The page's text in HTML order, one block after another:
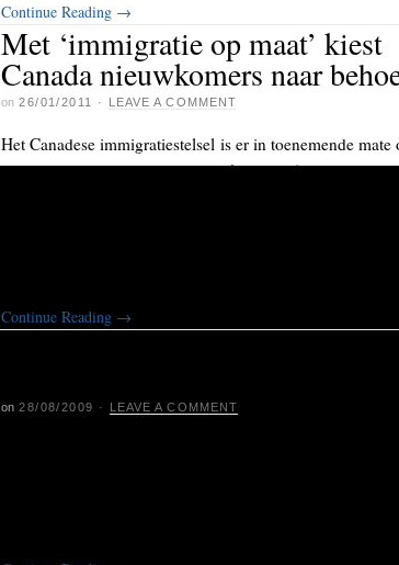
Continue Reading →
Met ‘immigratie op maat’ kiest
Canada nieuwkomers naar
on 26/01/2011 · LEAVE A COMMENT
Het Canadese immigratiestelsel is er in toenemende mate
gericht om het aanbod van nieuwkomers af te stemmen
Continue Reading →
on 28/08/2009 · LEAVE A COMMENT